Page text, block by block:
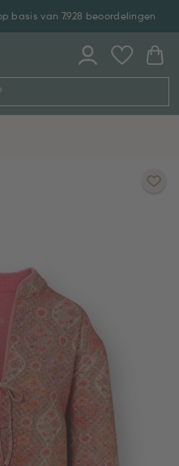
basis van 7.928 beoordelingen